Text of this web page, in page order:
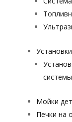
Мойки
Печки на